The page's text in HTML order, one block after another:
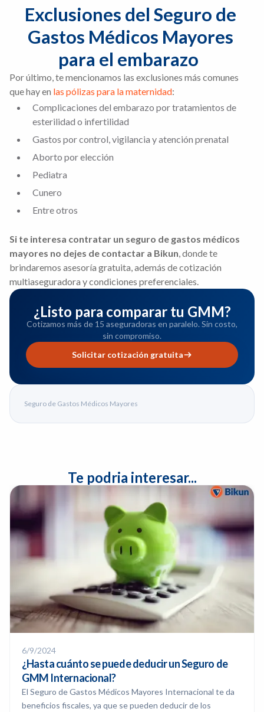
Exclusiones del Seguro de
Gastos Médicos Mayores
para el embarazo
Por último, te mencionamos las exclusiones más comunes
que hay en las pólizas para la maternidad:
Complicaciones del embarazo por tratamientos de
esterilidad o infertilidad
Gastos por control, vigilancia y atención prenatal
Aborto por elección
Pediatra
Cunero
Entre otros
Si te interesa contratar un seguro de gastos médicos
mayores no dejes de contactar a Bikun, donde te
brindaremos asesoría gratuita, además de cotización
multiaseguradora y condiciones preferenciales.
¿Listo para comparar tu GMM?
Cotizamos más de 15 aseguradoras en paralelo. Sin costo,
sin compromiso.
Solicitar cotización gratuita
Seguro de Gastos Médicos Mayores
Te podria interesar...
6/9/2024
¿Hasta cuánto se puede deducir un Seguro de
GMM Internacional?
El Seguro de Gastos Médicos Mayores Internacional te da
beneficios fiscales, ya que se pueden deducir de los